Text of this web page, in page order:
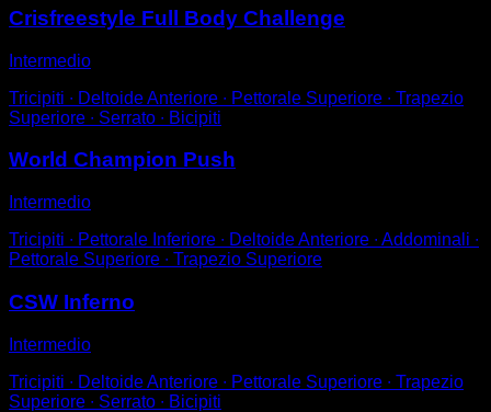
Crisfreestyle Full Body Challenge
Intermedio
Tricipiti ∙ Deltoide Anteriore ∙ Pettorale Superiore ∙ Trapezio
Superiore ∙ Serrato ∙ Bicipiti
World Champion Push
Intermedio
Tricipiti ∙ Pettorale Inferiore ∙ Deltoide Anteriore ∙ Addominali ∙
Pettorale Superiore ∙ Trapezio Superiore
CSW Inferno
Intermedio
Tricipiti ∙ Deltoide Anteriore ∙ Pettorale Superiore ∙ Trapezio
Superiore ∙ Serrato ∙ Bicipiti